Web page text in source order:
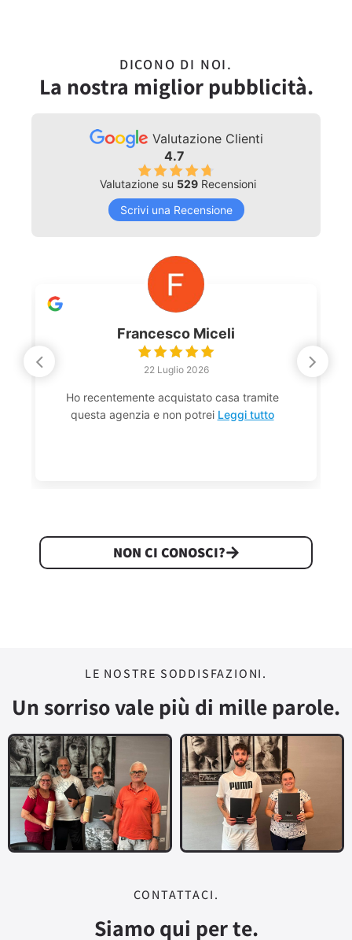
DICONO DI NOI.
La nostra miglior pubblicità.
Valutazione Clienti
4.7
Valutazione su 529 Recensioni
Scrivi una Recensione
Francesco Miceli
22 Luglio 2026
Ho recentemente acquistato casa tramite
questa agenzia e non potrei Leggi tutto
NON CI CONOSCI?
LE NOSTRE SODDISFAZIONI.
Un sorriso vale più di mille parole.
CONTATTACI.
Siamo qui per te.